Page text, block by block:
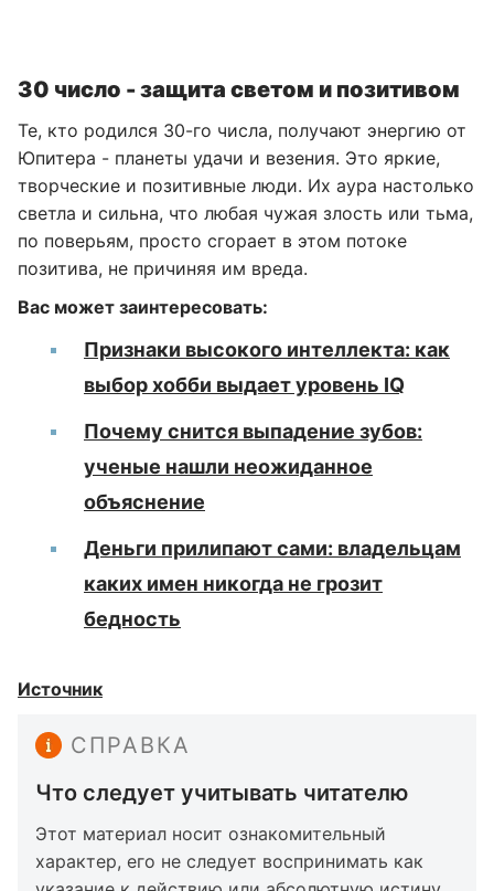
30 число - защита светом и позитивом
Те, кто родился 30-го числа, получают энергию от
Юпитера - планеты удачи и везения. Это яркие,
творческие и позитивные люди. Их аура настолько
светла и сильна, что любая чужая злость или тьма,
по поверьям, просто сгорает в этом потоке
позитива, не причиняя им вреда.
Вас может заинтересовать:
Признаки высокого интеллекта: как
выбор хобби выдает уровень IQ
Почему снится выпадение зубов:
ученые нашли неожиданное
объяснение
Деньги прилипают сами: владельцам
каких имен никогда не грозит
бедность
Источник
СПРАВКА
Что следует учитывать читателю
Этот материал носит ознакомительный
характер, его не следует воспринимать как